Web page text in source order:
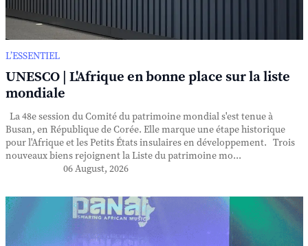
L’ESSENTIEL
UNESCO | L'Afrique en bonne place sur la liste
mondiale
La 48e session du Comité du patrimoine mondial s'est tenue à
Busan, en République de Corée. Elle marque une étape historique
pour l'Afrique et les Petits États insulaires en développement. Trois
nouveaux biens rejoignent la Liste du patrimoine mo...
06 August, 2026